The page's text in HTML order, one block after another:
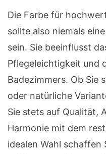
Die Farbe für
sollte also niemals
sein. Sie beeinflusst
Pflegeleichtigkeit und
Badezimmers. Ob Sie
oder natürliche
Sie stets auf Qualität,
Harmonie mit dem
idealen Wahl schaffen